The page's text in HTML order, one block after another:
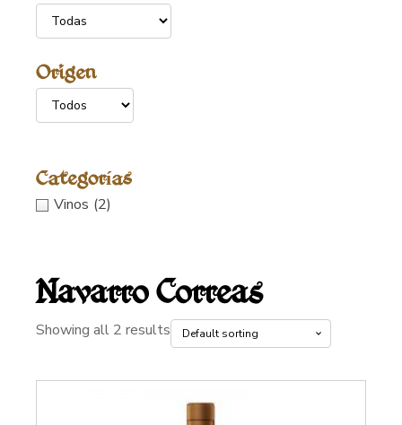
Origen
Categorías
Vinos (2)
Navarro Correas
Showing all 2 results